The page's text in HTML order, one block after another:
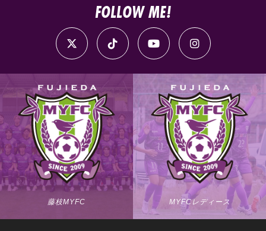
FOLLOW ME!
藤枝MYFC MYFCレディース